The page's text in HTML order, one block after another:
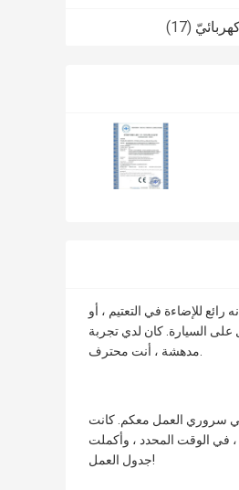
(17)
رائع للإضاءة في التعتيم ، أو
على السيارة. كان لدي تجربة
مدهشة ، أنت محترف.
سروري العمل معكم. كانت
، في الوقت المحدد ، وأكملت
جدول العمل!